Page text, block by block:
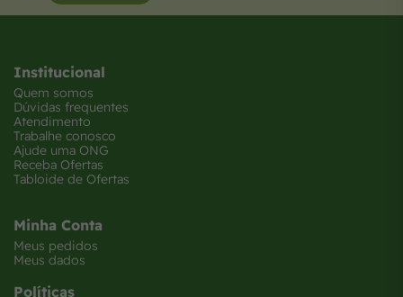
Institucional
Quem somos
Dúvidas frequentes
Atendimento
Trabalhe conosco
Ajude uma ONG
Receba Ofertas
Tabloide de Ofertas
Minha Conta
Meus pedidos
Meus dados
Políticas